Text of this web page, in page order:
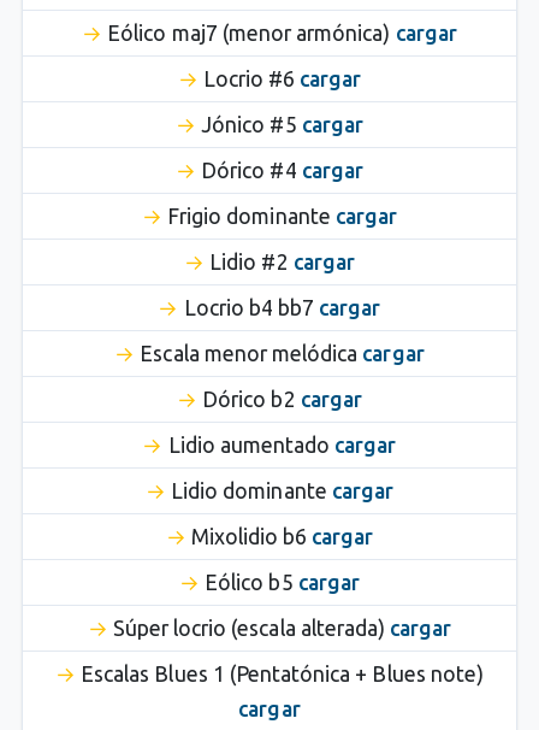
Eólico maj7 (menor armónica) cargar
Locrio #6 cargar
Jónico #5 cargar
Dórico #4 cargar
Frigio dominante cargar
Lidio #2 cargar
Locrio b4 bb7 cargar
Escala menor melódica cargar
Dórico b2 cargar
Lidio aumentado cargar
Lidio dominante cargar
Mixolidio b6 cargar
Eólico b5 cargar
Súper locrio (escala alterada) cargar
Escalas Blues 1 (Pentatónica + Blues note)
cargar